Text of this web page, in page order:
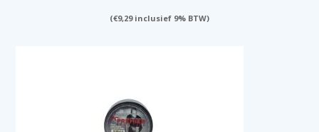
(€9,29inclusief 9% BTW)